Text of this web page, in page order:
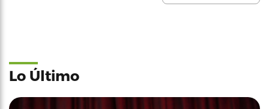
Lo Último